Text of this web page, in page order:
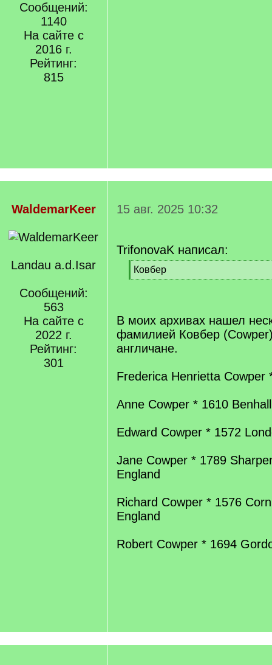
Сообщений:
1140
На сайте с
2016 г.
Рейтинг:
815
WaldemarKeer
Landau a.d.Isar
Сообщений:
563
На сайте с
2022 г.
Рейтинг:
301
15 авг. 2025 10:32
TrifonovaK написал:
[
q
Ковбер
[
В моих архивах нашел
фамилией Ковбер
англичане.
Frederica Henrietta Cowper
Anne Cowper * 1610
Edward Cowper * 1572
Jane Cowper * 1789
England
Richard Cowper * 1576
England
Robert Cowper * 1694